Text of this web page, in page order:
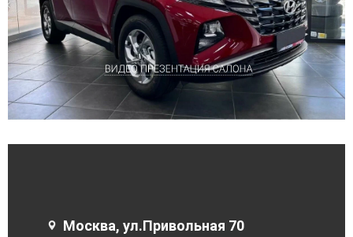
Москва, ул.Привольная 70